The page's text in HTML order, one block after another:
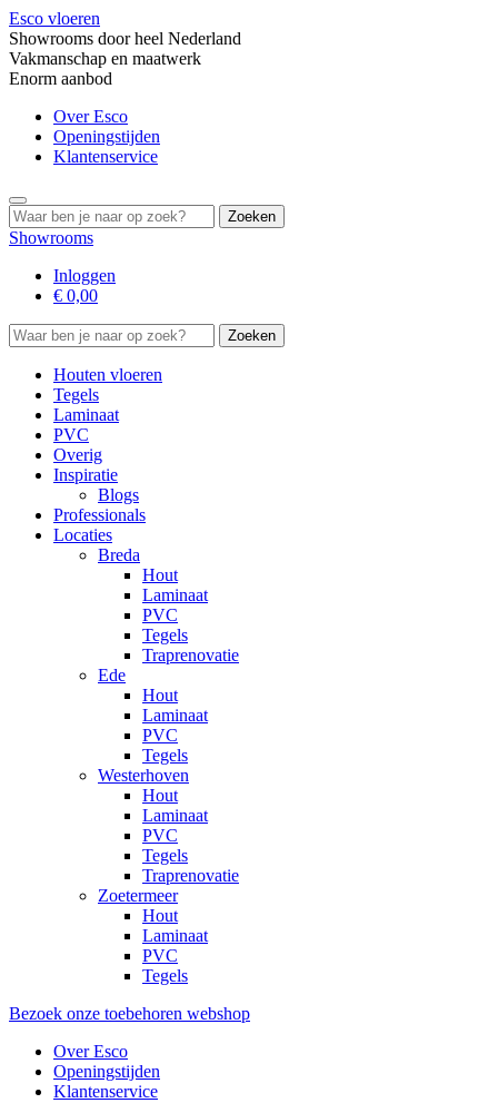
Esco vloeren
Showrooms door heel Nederland
Vakmanschap en maatwerk
Enorm aanbod
Over Esco
Openingstijden
Klantenservice
Search
for:
Showrooms
Inloggen
€ 0,00
Search
for:
Houten vloeren
Tegels
Laminaat
PVC
Overig
Inspiratie
Blogs
Professionals
Locaties
Breda
Hout
Laminaat
PVC
Tegels
Traprenovatie
Ede
Hout
Laminaat
PVC
Tegels
Westerhoven
Hout
Laminaat
PVC
Tegels
Traprenovatie
Zoetermeer
Hout
Laminaat
PVC
Tegels
Bezoek onze toebehoren webshop
Over Esco
Openingstijden
Klantenservice